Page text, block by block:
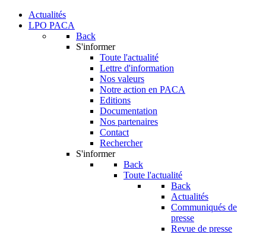
Actualités
LPO PACA
Back
S'informer
Toute l'actualité
Lettre d'information
Nos valeurs
Notre action en PACA
Editions
Documentation
Nos partenaires
Contact
Rechercher
S'informer
Back
Toute l'actualité
Back
Actualités
Communiqués de
presse
Revue de presse